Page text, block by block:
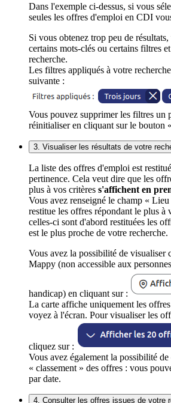
Dans l'exemple ci-dessus, si vous
seules les offres d'emploi en CDI
Si vous obtenez trop peu de
certains mots-clés ou certains filtres
recherche.
Les filtres appliqués à votre
suivante :
Vous pouvez supprimer les filtres un
réinitialiser en cliquant sur le bouton
3. Visualiser les résultats de votre
La liste des offres d'emploi est
pertinence. Cela veut dire que les
plus à vos critères s'affichent en
Vous avez renseigné le champ «
restitue les offres répondant le plus à
celles-ci sont d'abord restituées les
est le plus proche de votre recherche.
Vous avez la possibilité de visualiser
Mappy (non accessible aux
handicap) en cliquant sur :
La carte affiche uniquement les
voyez à l'écran. Pour visualiser les
cliquez sur :
Vous avez également la possibilité de
« classement » des offres : vous
par date.
4. Consulter les offres issues de votre